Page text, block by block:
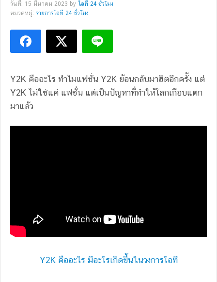
วันที่: 15 มีนาคม 2023 by ไอที 24 ชั่วโมง
หมวดหมู่: รายการไอที 24 ชั่วโมง
Y2K คืออะไร ทำไมแฟชั่น Y2K ย้อนกลับมาฮิตอีกครั้ง แต่
Y2K ไม่ใช่แค่ แฟชั่น แต่เป็นปัญหาที่ทำให้โลกเกือบแตก
มาแล้ว
Y2K คืออะไร มีอะไรเกิดขึ้นในวงการไอที